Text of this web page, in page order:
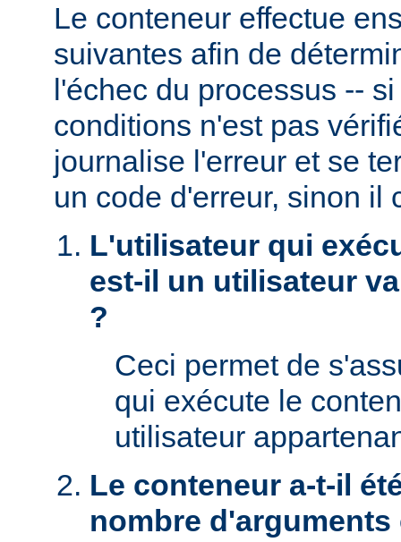
Le conteneur effectue
suivantes afin de
l'échec du processus --
conditions n'est pas
journalise l'erreur et se
un code d'erreur, sinon il
L'utilisateur qui
est-il un utilisateur
?
Ceci permet de
qui exécute le
utilisateur
Le conteneur a-t-il
nombre